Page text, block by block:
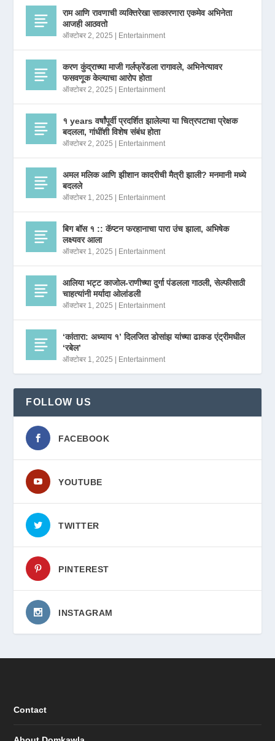
राम आणि रावणाची व्यक्तिरेखा साकारणारा एकमेव अभिनेता
आजही आठवतो
ऑक्टोबर 2, 2025 | Entertainment
करण कुंद्राच्या माजी गर्लफ्रेंडला रागावले, अभिनेत्यावर
फसवणूक केल्याचा आरोप होता
ऑक्टोबर 2, 2025 | Entertainment
१ years वर्षांपूर्वी प्रदर्शित झालेल्या या चित्रपटाचा प्रेक्षक
बदलला, गांधींशी विशेष संबंध होता
ऑक्टोबर 2, 2025 | Entertainment
अमल मलिक आणि झीशान कादरीची मैत्री झाली? मनमानी मध्ये
बदलले
ऑक्टोबर 1, 2025 | Entertainment
बिग बॉस १ :: कॅप्टन फरहानाचा पारा उंच झाला, अभिषेक
लक्ष्यवर आला
ऑक्टोबर 1, 2025 | Entertainment
आलिया भट्ट काजोल-राणीच्या दुर्गा पंडलला गाठली, सेल्फीसाठी
चाहत्यांनी मर्यादा ओलांडली
ऑक्टोबर 1, 2025 | Entertainment
‘कांतारा: अध्याय १’ दिलजित डोसांझ यांच्या ढाकड एंट्रीमधील
‘रबेल’
ऑक्टोबर 1, 2025 | Entertainment
FOLLOW US
FACEBOOK
YOUTUBE
TWITTER
PINTEREST
INSTAGRAM
Contact